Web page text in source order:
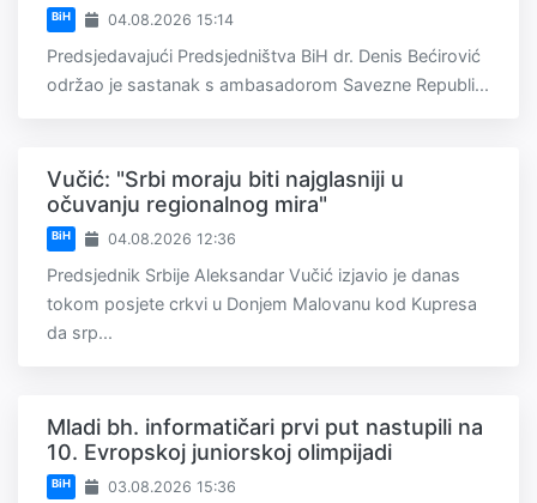
BiH 04.08.2026 15:14
Predsjedavajući Predsjedništva BiH dr. Denis Bećirović
održao je sastanak s ambasadorom Savezne Republi...
Vučić: "Srbi moraju biti najglasniji u
očuvanju regionalnog mira"
BiH 04.08.2026 12:36
Predsjednik Srbije Aleksandar Vučić izjavio je danas
tokom posjete crkvi u Donjem Malovanu kod Kupresa
da srp...
Mladi bh. informatičari prvi put nastupili na
10. Evropskoj juniorskoj olimpijadi
BiH 03.08.2026 15:36